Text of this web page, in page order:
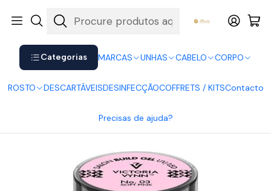
Categorias MARCAS UNHAS CABELO CORPO
ROSTO DESCARTÁVEISDESINFECÇÃOCOFFRETS / KITSContacto
Precisas de ajuda?
Shop now. Pay later with Klarna.